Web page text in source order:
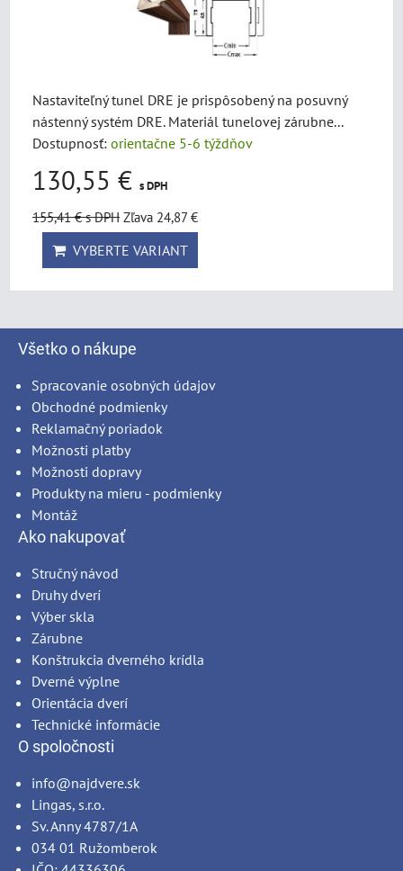
Nastaviteľný tunel DRE je prispôsobený na posuvný
nástenný systém DRE. Materiál tunelovej zárubne...
Dostupnosť: orientačne 5-6 týždňov
130,55 € s DPH
155,41 €s DPH Zľava 24,87 €
VYBERTE VARIANT
Všetko o nákupe
Spracovanie osobných údajov
Obchodné podmienky
Reklamačný poriadok
Možnosti platby
Možnosti dopravy
Produkty na mieru - podmienky
Montáž
Ako nakupovať
Stručný návod
Druhy dverí
Výber skla
Zárubne
Konštrukcia dverného krídla
Dverné výplne
Orientácia dverí
Technické informácie
O spoločnosti
info@najdvere.sk
Lingas, s.r.o.
Sv. Anny 4787/1A
034 01 Ružomberok